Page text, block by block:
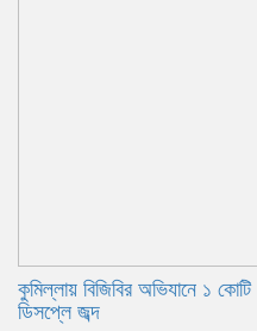
কুমিল্লায় বিজিবির অভিযানে ১
ডিসপ্লে জব্দ